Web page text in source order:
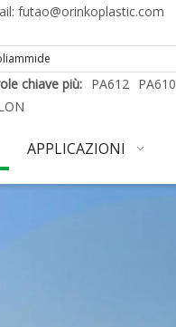
futao@orinkoplastic.com
chiave più: PA612 PA610
APPLICAZIONI